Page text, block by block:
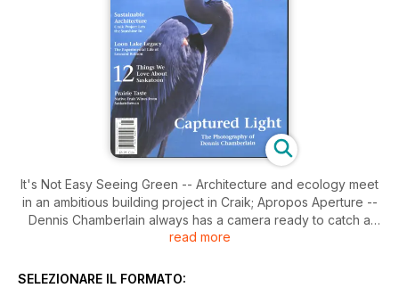
It's Not Easy Seeing Green -- Architecture and ecology meet
in an ambitious building project in Craik; Apropos Aperture --
Dennis Chamberlain always has a camera ready to catch a
northern moment; Spider-Man -- Len Robson tugged on the
fruit wine is an old cottage industry with some new faces.
read more
SELEZIONARE IL FORMATO: